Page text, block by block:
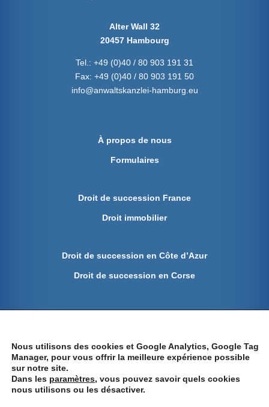
Alter Wall 32
20457 Hambourg
Tel.: +49 (0)40 / 80 903 191 31
Fax: +49 (0)40 / 80 903 191 50
info@anwaltskanzlei-hamburg.eu
À propos de nous
Formulaires
Droit de succession France
Droit immobilier
Droit de succession en Côte d’Azur
Droit de succession en Corse
Protection des données
Nous utilisons des cookies et Google Analytics, Google Tag
Manager, pour vous offrir la meilleure expérience possible
sur notre site.
Dans les paramètres, vous pouvez savoir quels cookies
nous utilisons ou les désactiver.